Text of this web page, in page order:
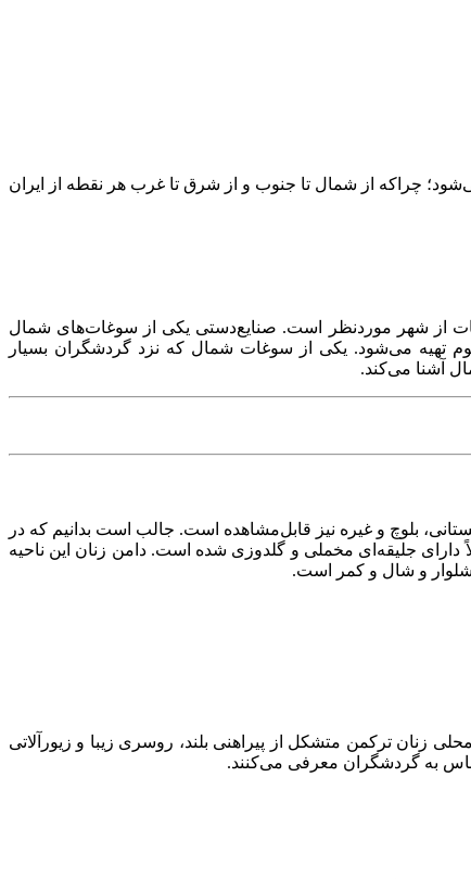
چراکه از شمال تا جنوب و از شرق تا غرب هر نقطه از ایران
از شهر موردنظر است. صنایع‌دستی یکی از سوغات‌های شمال
می‌شود. یکی از سوغات شمال که نزد گردشگران بسیار
آشنا می‌کند.
بلوچ و غیره نیز قابل‌مشاهده است. جالب است بدانیم که در
جلیقه‌ای مخملی و گلدوزی شده است. دامن زنان این ناحیه
شلوار و شال و کمر است.
ترکمن متشکل از پیراهنی بلند، روسری زیبا و زیورآلاتی
به گردشگران معرفی می‌کنند.